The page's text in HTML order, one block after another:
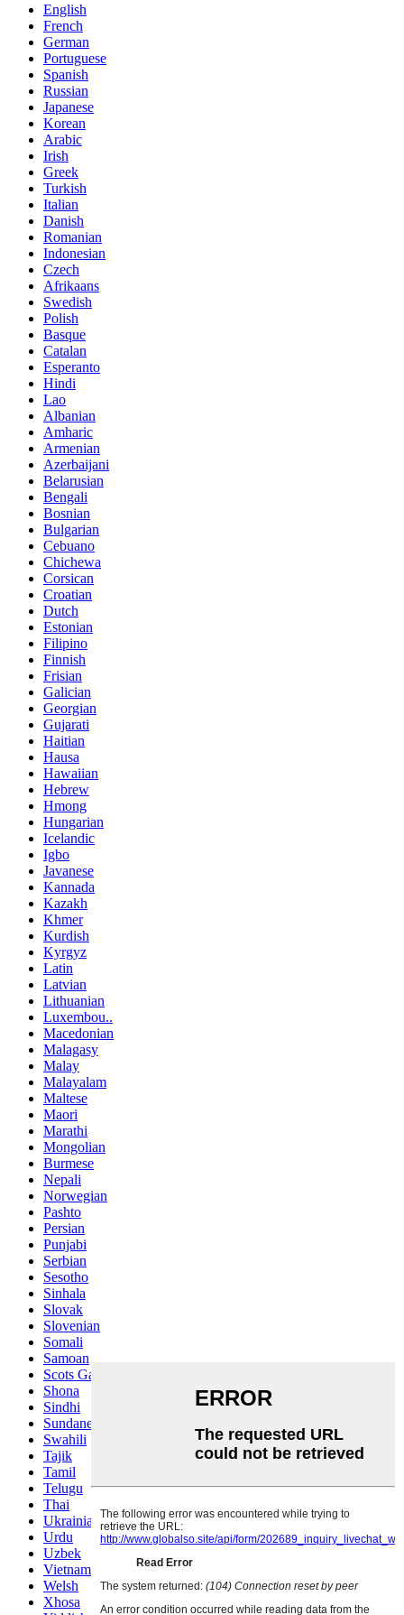
English
French
German
Portuguese
Spanish
Russian
Japanese
Korean
Arabic
Irish
Greek
Turkish
Italian
Danish
Romanian
Indonesian
Czech
Afrikaans
Swedish
Polish
Basque
Catalan
Esperanto
Hindi
Lao
Albanian
Amharic
Armenian
Azerbaijani
Belarusian
Bengali
Bosnian
Bulgarian
Cebuano
Chichewa
Corsican
Croatian
Dutch
Estonian
Filipino
Finnish
Frisian
Galician
Georgian
Gujarati
Haitian
Hausa
Hawaiian
Hebrew
Hmong
Hungarian
Icelandic
Igbo
Javanese
Kannada
Kazakh
Khmer
Kurdish
Kyrgyz
Latin
Latvian
Lithuanian
Luxembou..
Macedonian
Malagasy
Malay
Malayalam
Maltese
Maori
Marathi
Mongolian
Burmese
Nepali
Norwegian
Pashto
Persian
Punjabi
Serbian
Sesotho
Sinhala
Slovak
Slovenian
Somali
Samoan
Scots Gaelic
Shona
Sindhi
Sundanese
Swahili
Tajik
Tamil
Telugu
Thai
Ukrainian
Urdu
Uzbek
Vietnamese
Welsh
Xhosa